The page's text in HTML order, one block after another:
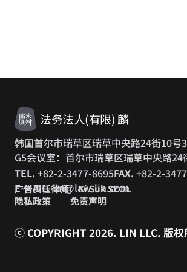
法务法人(有限) 麟
韩国首尔市瑞草区瑞草中央路24街10号
G5会议室：首尔市瑞草区瑞草中央路
TEL. +82-2-3477-8695FAX. +82-2-
E-MAIL.lin@law-lin.com
广告责任律师：Ki Suk SEOL
隐私政策
免责声明
ⓒ COPYRIGHT 2026. LIN LLC. 版权